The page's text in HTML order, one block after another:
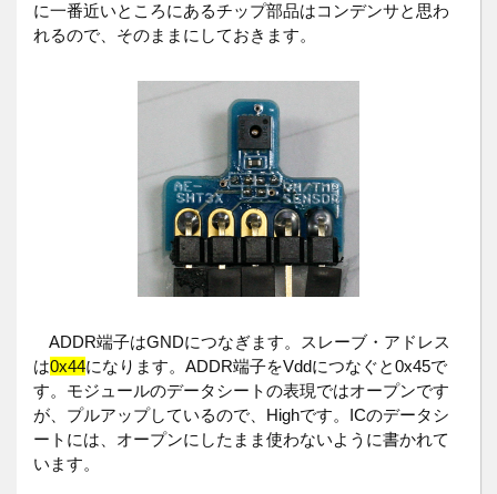
に一番近いところにあるチップ部品はコンデンサと思わ
れるので、そのままにしておきます。
ADDR端子はGNDにつなぎます。スレーブ・アドレス
は0x44になります。ADDR端子をVddにつなぐと0x45で
す。モジュールのデータシートの表現ではオープンです
が、プルアップしているので、Highです。ICのデータシ
ートには、オープンにしたまま使わないように書かれて
います。